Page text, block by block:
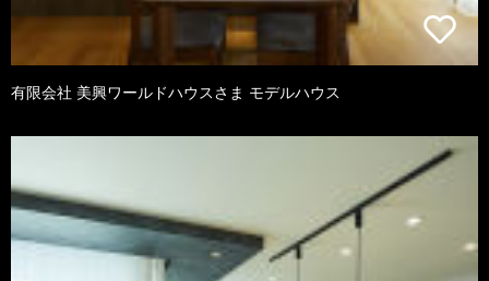
有限会社 美興ワールドハウスさま モデルハウス